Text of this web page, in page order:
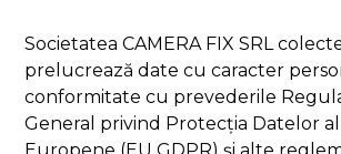
Societatea CAMERA FIX SRL
prelucrează date cu caracter
conformitate cu prevederile
General privind Protecția Datelor